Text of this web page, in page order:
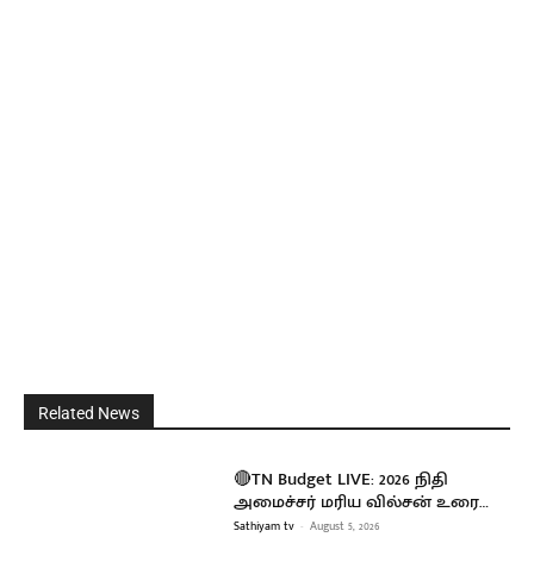
Related News
🔴TN Budget LIVE: 2026 நிதி
அமைச்சர் மரிய வில்சன் உரை…
Sathiyam tv - August 5, 2026